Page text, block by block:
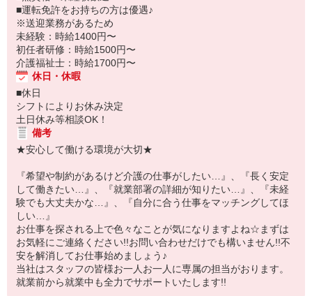
■運転免許をお持ちの方は優遇♪
※送迎業務があるため
未経験：時給1400円〜
初任者研修：時給1500円〜
介護福祉士：時給1700円〜
休日・休暇
■休日
シフトによりお休み決定
土日休み等相談OK！
備考
★安心して働ける環境が大切★
『希望や制約があるけど介護の仕事がしたい…』、『長く安定
して働きたい…』、『就業部署の詳細が知りたい…』、『未経
験でも大丈夫かな…』、『自分に合う仕事をマッチングしてほ
しい…』
お仕事を探される上で色々なことが気になりますよね☆まずは
お気軽にご連絡ください!!お問い合わせだけでも構いません!!不
安を解消してお仕事始めましょう♪
当社はスタッフの皆様お一人お一人に専属の担当がおります。
就業前から就業中も全力でサポートいたします!!